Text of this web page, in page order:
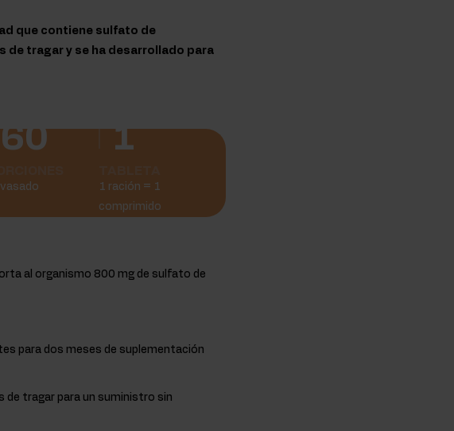
que contiene sulfato de
de tragar y se ha desarrollado para
60 1
1 ración = 1
comprimido
al organismo 800 mg de sulfato de
para dos meses de suplementación
de tragar para un suministro sin